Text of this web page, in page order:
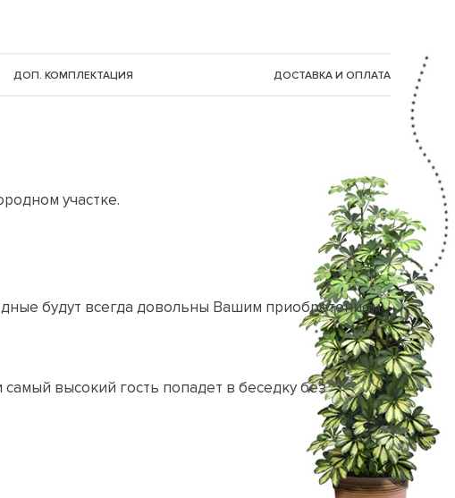
ДОП. КОМПЛЕКТАЦИЯ ДОСТАВКА И ОПЛАТА
участке.
будут всегда довольны Вашим приобретением
высокий гость попадет в беседку без
изготавливаются из качественной древесины